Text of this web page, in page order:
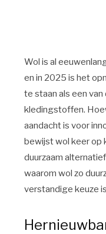
Wol is al
en in 2025 is het
te staan als een
kledingstoffen.
aandacht is voor
bewijst wol keer op
duurzaam
waarom wol zo
verstandige keuze